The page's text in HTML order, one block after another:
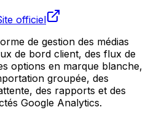
officiel
de gestion des médias
de bord client, des flux de
options en marque blanche,
groupée, des
des rapports et des
Google Analytics.